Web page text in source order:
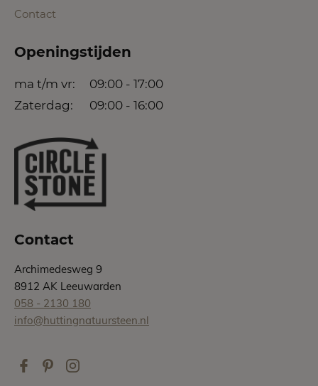
Contact
Openingstijden
ma t/m vr:
09:00 - 17:00
Zaterdag:
09:00 - 16:00
Contact
Archimedesweg 9
8912 AK Leeuwarden
058 - 2130 180
info@huttingnatuursteen.nl